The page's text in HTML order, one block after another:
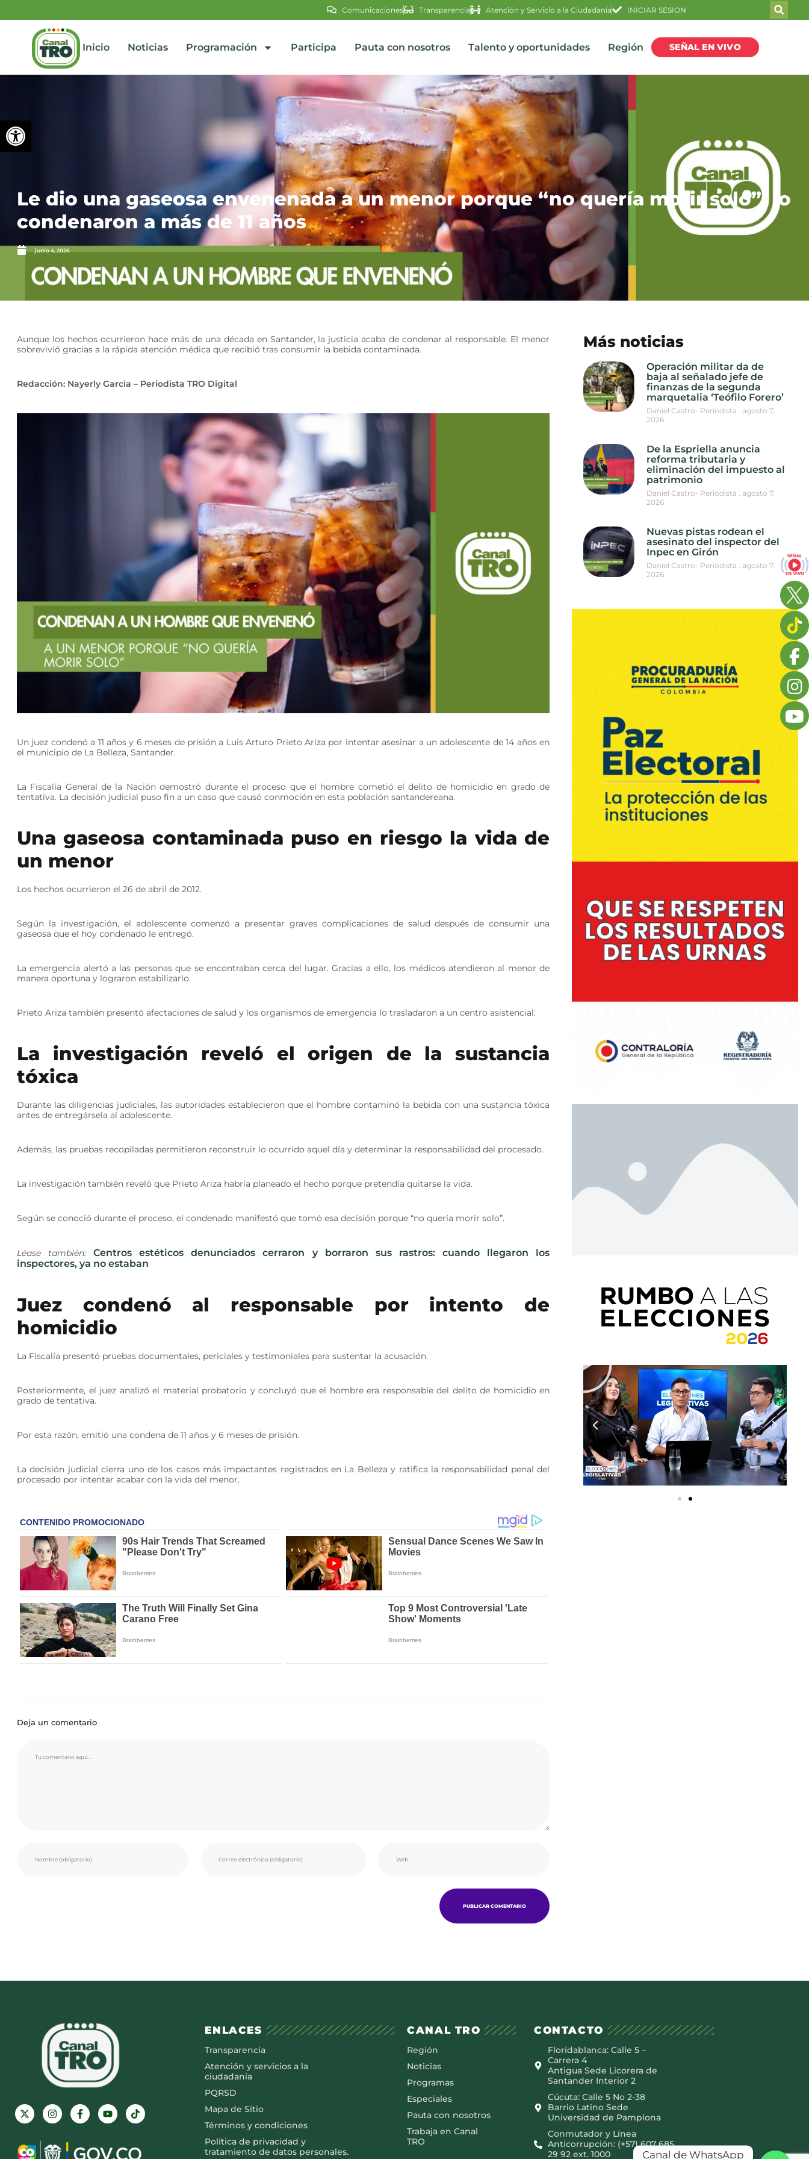
Abrir barra de herramientas
Comunicaciones Transparencia Atención y Servicio a la Ciudadanía INICIAR SESION
Inicio Noticias Programación Participa Pauta con nosotros Talento y oportunidades Región SEÑAL EN VIVO
Le dio una gaseosa envenenada a un menor porque “no quería morir solo”: lo
condenaron a más de 11 años
junio 4, 2026
Aunque los hechos ocurrieron hace más de una década en Santander, la justicia acaba de condenar al responsable. El menor
sobrevivió gracias a la rápida atención médica que recibió tras consumir la bebida contaminada.
Redacción: Nayerly Garcia – Periodista TRO Digital
Un juez condenó a 11 años y 6 meses de prisión a Luis Arturo Prieto Ariza por intentar asesinar a un adolescente de 14 años en
el municipio de La Belleza, Santander.
La Fiscalía General de la Nación demostró durante el proceso que el hombre cometió el delito de homicidio en grado de
tentativa. La decisión judicial puso fin a un caso que causó conmoción en esta población santandereana.
Una gaseosa contaminada puso en riesgo la vida de
un menor
Los hechos ocurrieron el 26 de abril de 2012.
Según la investigación, el adolescente comenzó a presentar graves complicaciones de salud después de consumir una
gaseosa que el hoy condenado le entregó.
La emergencia alertó a las personas que se encontraban cerca del lugar. Gracias a ello, los médicos atendieron al menor de
manera oportuna y lograron estabilizarlo.
Prieto Ariza también presentó afectaciones de salud y los organismos de emergencia lo trasladaron a un centro asistencial.
La investigación reveló el origen de la sustancia
tóxica
Durante las diligencias judiciales, las autoridades establecieron que el hombre contaminó la bebida con una sustancia tóxica
antes de entregársela al adolescente.
Además, las pruebas recopiladas permitieron reconstruir lo ocurrido aquel día y determinar la responsabilidad del procesado.
La investigación también reveló que Prieto Ariza habría planeado el hecho porque pretendía quitarse la vida.
Según se conoció durante el proceso, el condenado manifestó que tomó esa decisión porque “no quería morir solo”.
Léase también:Centros estéticos denunciados cerraron y borraron sus rastros: cuando llegaron los
inspectores, ya no estaban
Juez condenó al responsable por intento de
homicidio
La Fiscalía presentó pruebas documentales, periciales y testimoniales para sustentar la acusación.
Posteriormente, el juez analizó el material probatorio y concluyó que el hombre era responsable del delito de homicidio en
grado de tentativa.
Por esta razón, emitió una condena de 11 años y 6 meses de prisión.
La decisión judicial cierra uno de los casos más impactantes registrados en La Belleza y ratifica la responsabilidad penal del
procesado por intentar acabar con la vida del menor.
Deja un comentario
Más noticias
Operación militar da de
baja al señalado jefe de
finanzas de la segunda
marquetalia ‘Teófilo Forero’
Daniel Castro- Periodista
agosto 7,
2026
De la Espriella anuncia
reforma tributaria y
eliminación del impuesto al
patrimonio
Daniel Castro- Periodista
agosto 7,
2026
Nuevas pistas rodean el
asesinato del inspector del
Inpec en Girón
Daniel Castro- Periodista
agosto 7,
2026
ENLACES
Transparencia
Atención y servicios a la
ciudadanía
PQRSD
Mapa de Sitio
Términos y condiciones
Política de privacidad y
tratamiento de datos personales.
CANAL TRO
Región
Noticias
Programas
Especiales
Pauta con nosotros
Trabaja en Canal
TRO
CONTACTO
Floridablanca: Calle 5 –
Carrera 4
Antigua Sede Licorera de
Santander Interior 2
Cúcuta: Calle 5 No 2-38
Barrio Latino Sede
Universidad de Pamplona
Conmutador y Línea
Anticorrupción: (+57) 607 685
29 92 ext. 1000
Canal de WhatsApp